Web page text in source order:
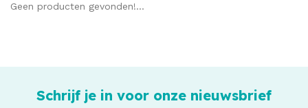
Geen producten gevonden!...
Schrijf je in voor onze nieuwsbrief